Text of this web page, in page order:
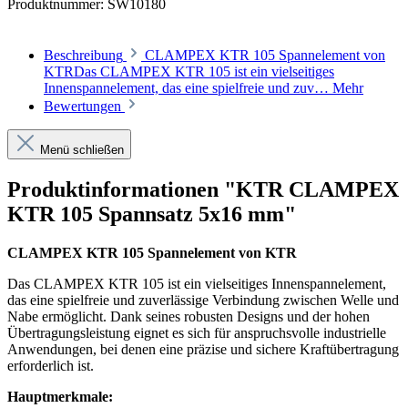
Produktnummer: SW10180
Beschreibung
CLAMPEX KTR 105 Spannelement von
KTRDas CLAMPEX KTR 105 ist ein vielseitiges
Innenspannelement, das eine spielfreie und zuv… Mehr
Bewertungen
Menü schließen
Produktinformationen "KTR CLAMPEX
KTR 105 Spannsatz 5x16 mm"
CLAMPEX KTR 105 Spannelement von KTR
Das CLAMPEX KTR 105 ist ein vielseitiges Innenspannelement,
das eine spielfreie und zuverlässige Verbindung zwischen Welle und
Nabe ermöglicht. Dank seines robusten Designs und der hohen
Übertragungsleistung eignet es sich für anspruchsvolle industrielle
Anwendungen, bei denen eine präzise und sichere Kraftübertragung
erforderlich ist.
Hauptmerkmale: